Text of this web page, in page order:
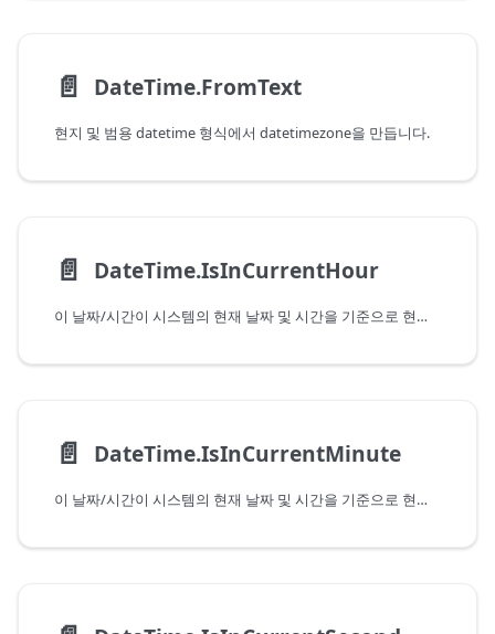
📄️ DateTime.FromText
현지 및 범용 datetime 형식에서 datetimezone을 만듭니다.
📄️ DateTime.IsInCurrentHour
이 날짜/시간이 시스템의 현재 날짜 및 시간을 기준으로 현재 시간에 포함되는지 여부를 나타냅니다.
📄️ DateTime.IsInCurrentMinute
이 날짜/시간이 시스템의 현재 날짜 및 시간을 기준으로 현재 분에 포함되는지 여부를 나타냅니다.